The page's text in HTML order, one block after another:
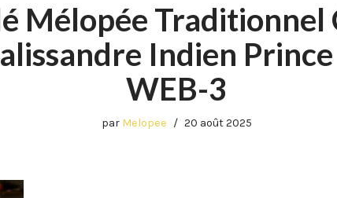
Mélopée Traditionnel
Indien
WEB-3
par Melopee 20 août 2025